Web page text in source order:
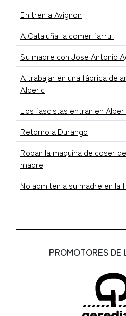
En tren a Avignon
A Cataluña "a comer farru"
Su madre con Jose Antonio
A trabajar en una fábrica de
Alberic
Los fascistas entran en
Retorno a Durango
Roban la maquina de coser
madre
No admiten a su madre en la
PROMOTORES DE